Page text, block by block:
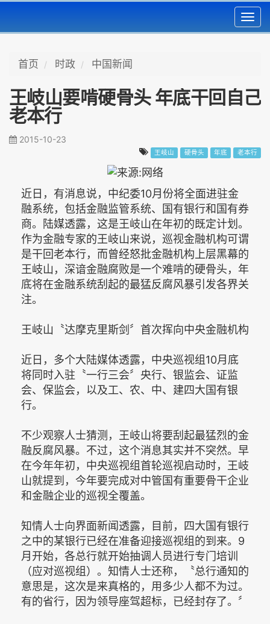
首页 时政 中国新闻
王岐山要啃硬骨头 年底干回自己
老本行
2015-10-23
王岐山 硬骨头 年底 老本行
近日，有消息说，中纪委10月份将全面进驻金
融系统，包括金融监管系统、国有银行和国有券
商。陆媒透露，这是王岐山在年初的既定计划。
作为金融专家的王岐山来说，巡视金融机构可谓
是干回老本行，而曾经怒批金融机构上层黑幕的
王岐山，深谙金融腐败是一个难啃的硬骨头，年
底将在金融系统刮起的最猛反腐风暴引发各界关
注。
王岐山〝达摩克里斯剑〞首次挥向中央金融机构
近日，多个大陆媒体透露，中央巡视组10月底
将同时入驻〝一行三会〞央行、银监会、证监
会、保监会，以及工、农、中、建四大国有银
行。
不少观察人士猜测，王岐山将要刮起最猛烈的金
融反腐风暴。不过，这个消息其实并不突然。早
在今年年初，中央巡视组首轮巡视启动时，王岐
山就提到，今年要完成对中管国有重要骨干企业
和金融企业的巡视全覆盖。
知情人士向界面新闻透露，目前，四大国有银行
之中的某银行已经在准备迎接巡视组的到来。9
月开始，各总行就开始抽调人员进行专门培训
（应对巡视组）。知情人士还称，〝总行通知的
意思是，这次是来真格的，用多少人都不为过。
有的省行，因为领导座驾超标，已经封存了。〞